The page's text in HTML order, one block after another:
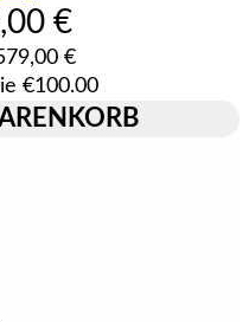
Preis:
€
€
€100.00